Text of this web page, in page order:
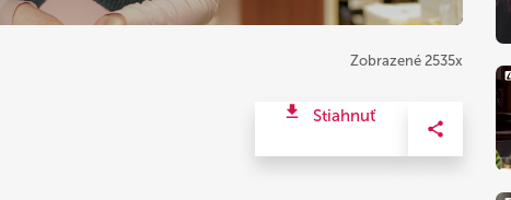
Zobrazené 2535x
Stiahnuť